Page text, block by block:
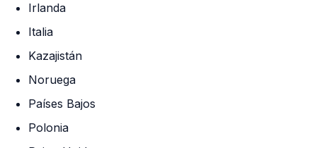
Irlanda
Italia
Kazajistán
Noruega
Países Bajos
Polonia